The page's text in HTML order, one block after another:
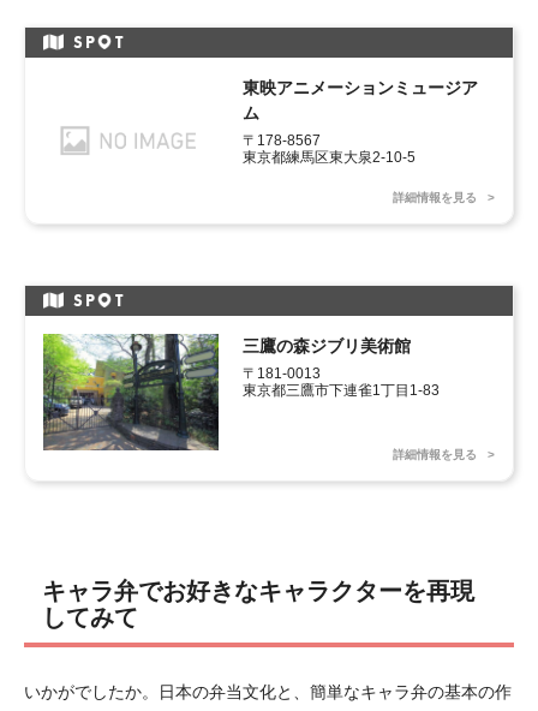
SP T
東映アニメーションミュージア
ム
〒178-8567
東京都練馬区東大泉2-10-5
詳細情報を見る
SP T
三鷹の森ジブリ美術館
〒181-0013
東京都三鷹市下連雀1丁目1-83
詳細情報を見る
キャラ弁でお好きなキャラクターを再現
してみて
いかがでしたか。日本の弁当文化と、簡単なキャラ弁の基本の作